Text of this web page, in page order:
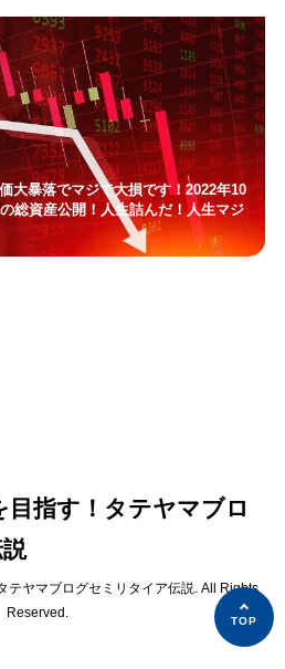
大暴落でマジで大損です！2022年10
総資産公開！人生詰んだ！人生マジ
指す！タテヤマブロ
テヤマブログセミリタイア伝説. All Rights
Reserved.